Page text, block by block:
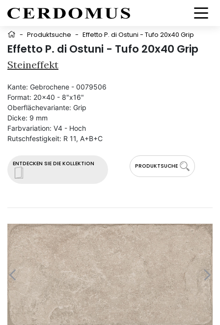
- Produktsuche - Effetto P. di Ostuni - Tufo 20x40 Grip
Effetto P. di Ostuni - Tufo 20x40 Grip
Steineffekt
ENTDECKEN SIE DIE KOLLEKTION PRODUKTSUCHE
Kante: Gebrochene - 0079506
Format: 20x40 - 8"x16"
Oberflächevariante: Grip
Dicke: 9 mm
Farbvariation: V4 - Hoch
Rutschfestigkeit: R 11, A+B+C